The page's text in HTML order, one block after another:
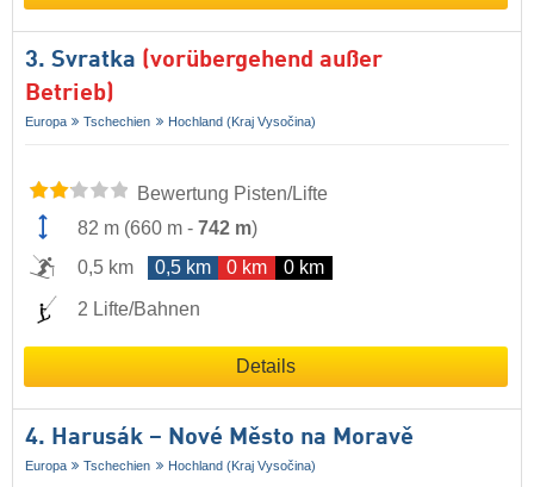
3. Svratka (vorübergehend außer
Betrieb)
Europa Tschechien Hochland (Kraj Vysočina)
Bewertung Pisten/Lifte
82 m (660 m - 742 m)
0,5 km
0,5 km 0 km 0 km
2 Lifte/Bahnen
Details
4. Harusák – Nové Město na Moravě
Europa Tschechien Hochland (Kraj Vysočina)